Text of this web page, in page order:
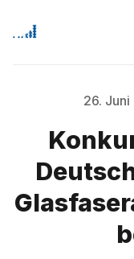
Signup
Bitte
26. Juni